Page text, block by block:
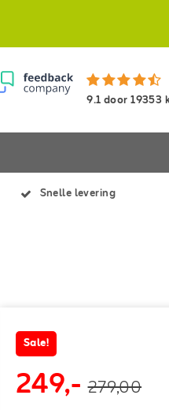
9.1door19353
Snelle levering
Sale!
249,- 279,00